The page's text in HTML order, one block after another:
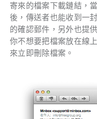
寄來的檔案下載鏈結，
後，傳送者也能收到一
的確認郵件，另外也提
你不想要把檔案放在線
來立即刪除檔案。